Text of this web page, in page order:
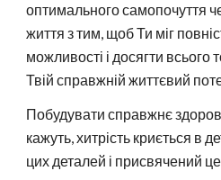
оптимального самопочуття
життя з тим, щоб Ти міг
можливості і досягти всього
Твій справжній життєвий
Побудувати справжнє
кажуть, хитрість криється в
цих деталей і присвячений